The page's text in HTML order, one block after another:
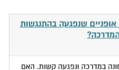
אופניים שנפגעה בהתנגשות
במדרכה ונפגעה קשות. האם